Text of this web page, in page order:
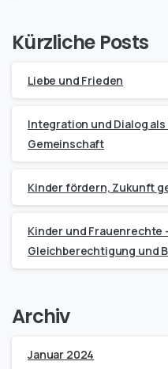
Kürzliche Posts
Liebe und Frieden
Integration und Dialog
Gemeinschaft
Kinder fördern, Zukunft
Kinder und Frauenrechte
Gleichberechtigung und
Archiv
Januar 2024